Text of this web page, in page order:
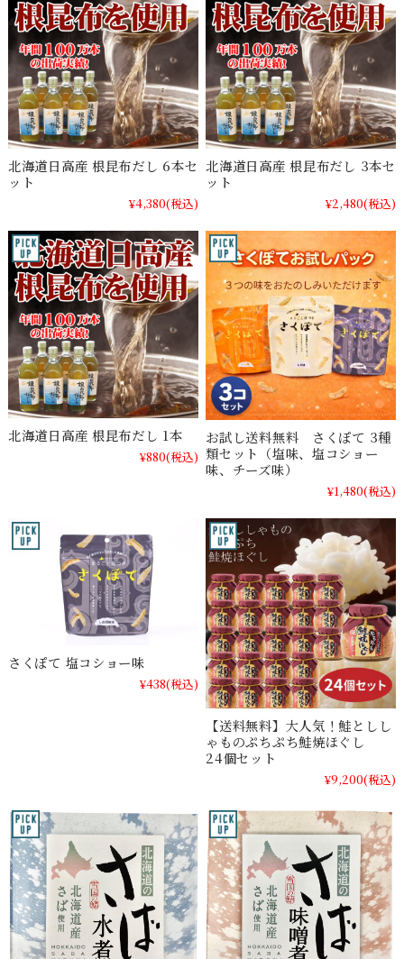
北海道日高産 根昆布だし 6本セ
ット
¥4,380(税込)
北海道日高産 根昆布だし 3本セ
ット
¥2,480(税込)
北海道日高産 根昆布だし 1本
¥880(税込)
お試し送料無料 さくぽて 3種
類セット（塩味、塩コショー
味、チーズ味）
¥1,480(税込)
さくぽて 塩コショー味
¥438(税込)
【送料無料】大人気！鮭としし
ゃものぷちぷち鮭焼ほぐし
24個セット
¥9,200(税込)